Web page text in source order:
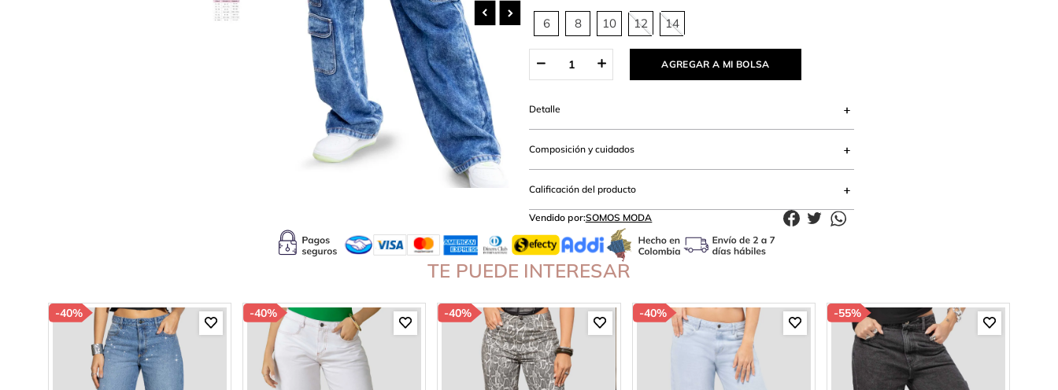
6 8 10 12 14
AGREGAR A MI BOLSA
Detalle
Composición y cuidados
Calificación del producto
Vendido por:SOMOS MODA
TE PUEDE INTERESAR
-40% -40% -40% -40% -55%
10. blanco